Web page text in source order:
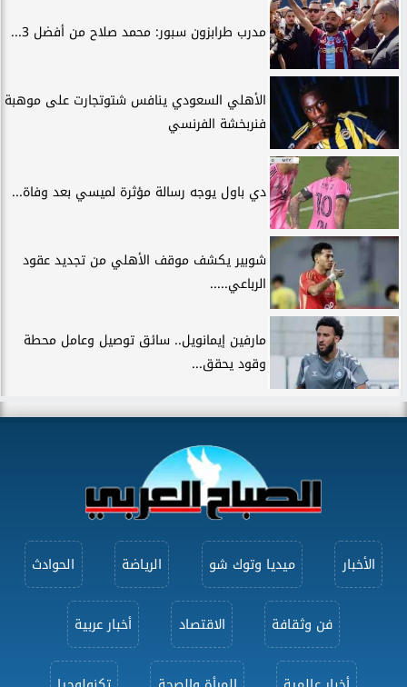
مدرب طرابزون سبور: محمد صلاح من أفضل 3...
الأهلي السعودي ينافس شتوتجارت على موهبة
فنربخشة الفرنسي
دي باول يوجه رسالة مؤثرة لميسي بعد وفاة...
شوبير يكشف موقف الأهلي من تجديد عقود
الرباعي.....
مارفين إيمانويل.. سائق توصيل وعامل محطة
وقود يحقق...
الأخبار ميديا وتوك شو الرياضة الحوادث
فن وثقافة الاقتصاد أخبار عربية